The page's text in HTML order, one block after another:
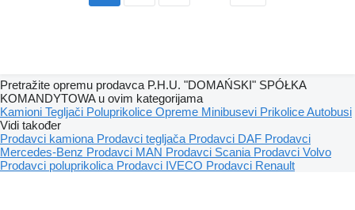
Pretražite opremu prodavca P.H.U. "DOMAŃSKI" SPÓŁKA
KOMANDYTOWA u ovim kategorijama
Kamioni Tegljači Poluprikolice Opreme Minibusevi PrikoliceAutobusi
Vidi također
Prodavci kamiona Prodavci tegljača Prodavci DAF Prodavci
Mercedes-Benz Prodavci MAN Prodavci Scania Prodavci Volvo
Prodavci poluprikolica Prodavci IVECO Prodavci Renault